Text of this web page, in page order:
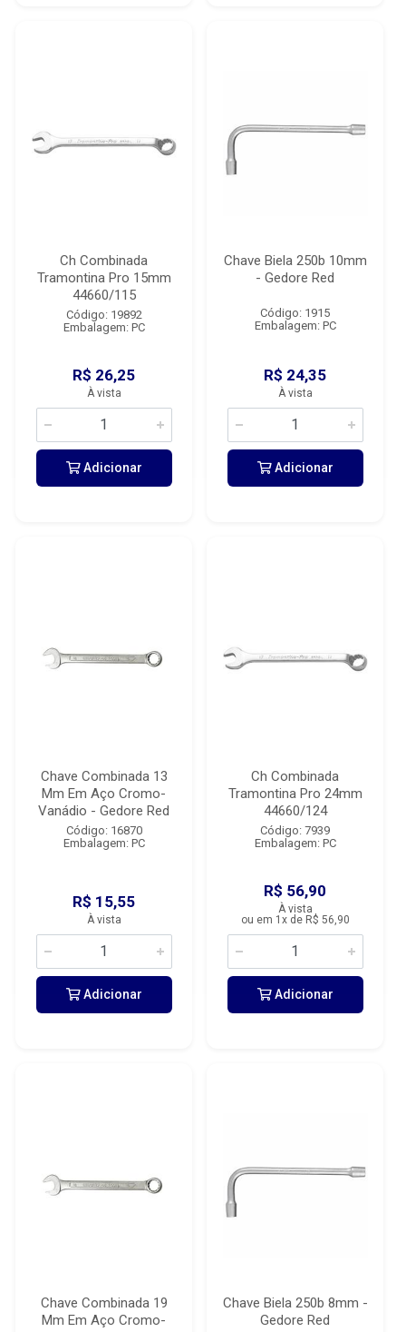
Ch Combinada
Tramontina Pro 15mm
44660/115
Código: 19892
Embalagem: PC
R$ 26,25
À vista
Adicionar
Chave Biela 250b 10mm
- Gedore Red
Código: 1915
Embalagem: PC
R$ 24,35
À vista
Adicionar
Chave Combinada 13
Mm Em Aço Cromo-
Vanádio - Gedore Red
Código: 16870
Embalagem: PC
R$ 15,55
À vista
Adicionar
Ch Combinada
Tramontina Pro 24mm
44660/124
Código: 7939
Embalagem: PC
R$ 56,90
À vista
ou em 1x de R$ 56,90
Adicionar
Chave Combinada 19
Mm Em Aço Cromo-
Chave Biela 250b 8mm -
Gedore Red